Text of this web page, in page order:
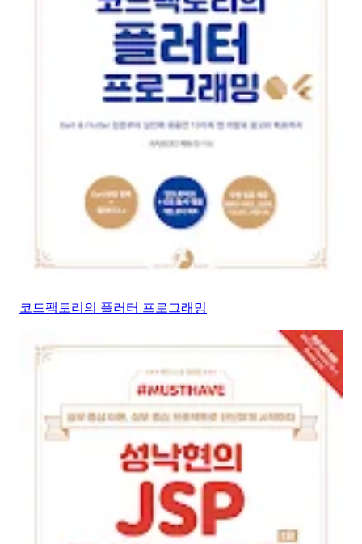
코드팩토리의 플러터 프로그래밍